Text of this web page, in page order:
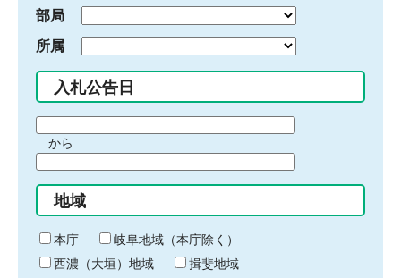
部局
所属
入札公告日
間
始
り
から
間
終
わ
り
地域
本庁
岐阜地域（本庁除く）
西濃（大垣）地域
揖斐地域